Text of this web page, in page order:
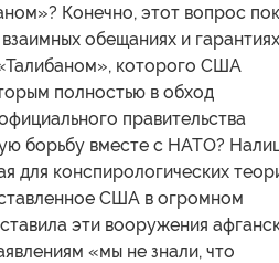
Конечно, этот вопрос
обещаниях и гарантиях
которого США
полностью в обход
правительства
борьбу вместе с НАТО?
для конспирологических
США в огромном
эти вооружения
«мы не знали, что